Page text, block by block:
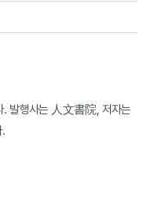
. 발행사는 人文書院, 저자는